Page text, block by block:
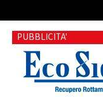
PUBBLICITA'